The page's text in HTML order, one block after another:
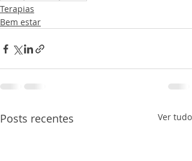
Terapias
Bem estar
Posts recentes Ver tudo